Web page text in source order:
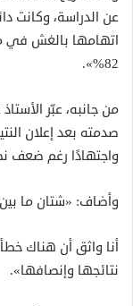
عن الدراسة، وكانت
اتهامها بالغش في
82%».
من جانبه، عبّر
صدمته بعد إعلان
واجتهادًا رغم ضعف
وأضاف: «شتان ما
أنا واثق أن هناك
نتائجها وإنصافها».